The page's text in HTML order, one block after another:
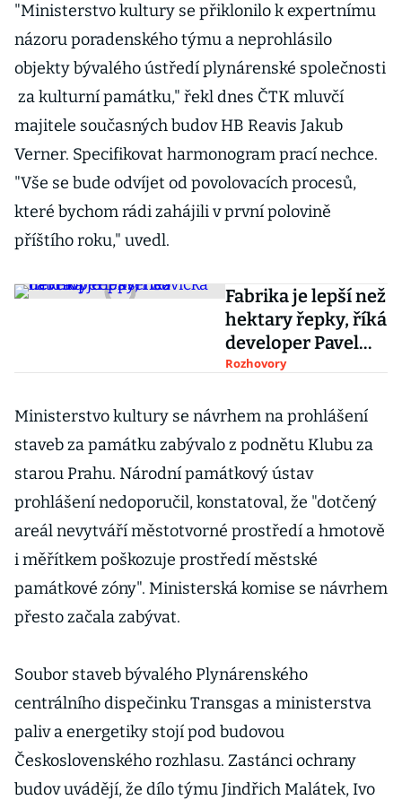
"Ministerstvo kultury se přiklonilo k expertnímu
názoru poradenského týmu a neprohlásilo
objekty bývalého ústředí plynárenské společnosti
za kulturní památku," řekl dnes ČTK mluvčí
majitele současných budov HB Reavis Jakub
Verner. Specifikovat harmonogram prací nechce.
"Vše se bude odvíjet od povolovacích procesů,
které bychom rádi zahájili v první polovině
příštího roku," uvedl.
Fabrika je lepší než
hektary řepky, říká
developer Pavel
Sovička
Rozhovory
Ministerstvo kultury se návrhem na prohlášení
staveb za památku zabývalo z podnětu Klubu za
starou Prahu. Národní památkový ústav
prohlášení nedoporučil, konstatoval, že "dotčený
areál nevytváří městotvorné prostředí a hmotově
i měřítkem poškozuje prostředí městské
památkové zóny". Ministerská komise se návrhem
přesto začala zabývat.
Soubor staveb bývalého Plynárenského
centrálního dispečinku Transgas a ministerstva
paliv a energetiky stojí pod budovou
Československého rozhlasu. Zastánci ochrany
budov uvádějí, že dílo týmu Jindřich Malátek, Ivo